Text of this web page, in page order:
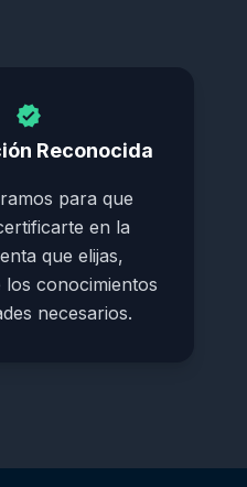
verified
Reconocida
para que
en la
que elijas,
los conocimientos
necesarios.